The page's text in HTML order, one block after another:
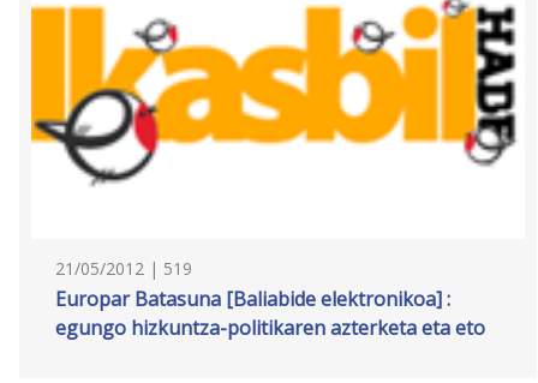
21/05/2012 | 519
Europar Batasuna [Baliabide elektronikoa] :
egungo hizkuntza-politikaren azterketa eta eto